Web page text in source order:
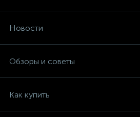
Новости
Обзоры и советы
Как купить